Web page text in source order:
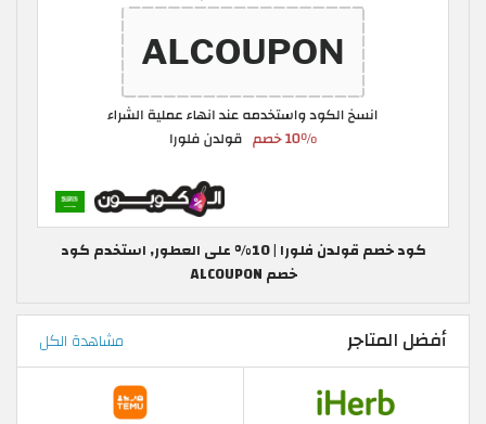
كود خصم قولدن فلورا | 10% على العطور, استخدم كود
خصم ALCOUPON
أفضل المتاجر مشاهدة الكل